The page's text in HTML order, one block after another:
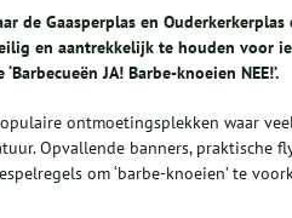
de Gaasperplas en
en aantrekkelijk te houden voor
JA! Barbe-knoeien NEE!’.
ontmoetingsplekken waar
Opvallende banners, praktische
om ‘barbe-knoeien’ te